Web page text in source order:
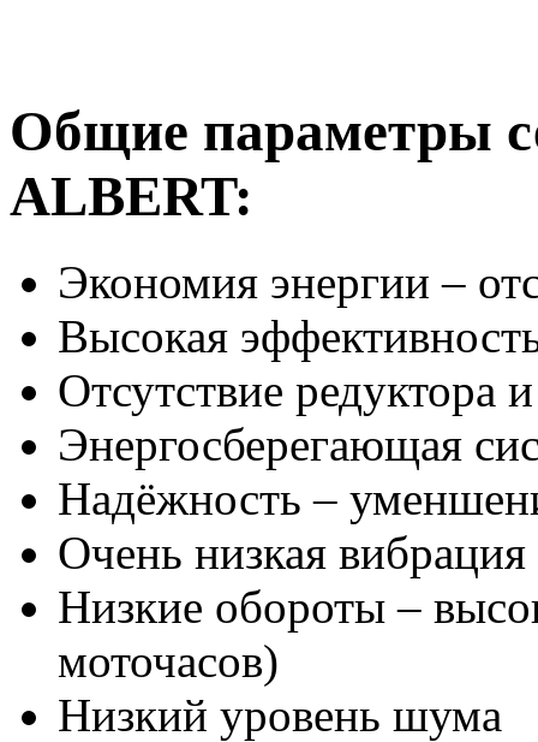
Общие параметры
ALBERT:
Экономия энергии –
Высокая
Отсутствие редуктора
Энергосберегающая
Надёжность –
Очень низкая вибрация
Низкие обороты –
моточасов)
Низкий уровень шума